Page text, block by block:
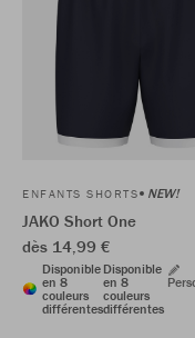
ENFANTS SHORTS NEW!
JAKO Short One
dès 14,99 €
Disponible
en 8
couleurs
différentes
Disponible
en 8
couleurs
différentes